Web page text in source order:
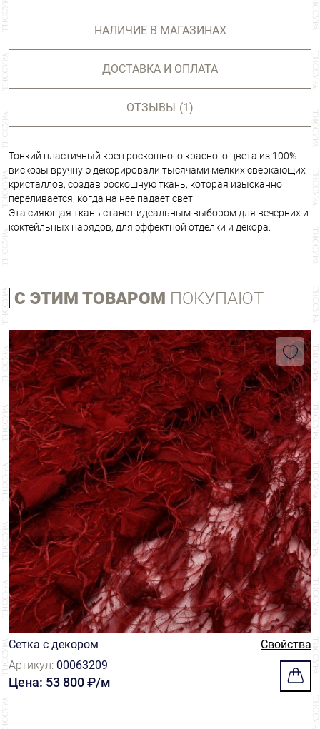
НАЛИЧИЕ В МАГАЗИНАХ
ДОСТАВКА И ОПЛАТА
ОТЗЫВЫ (1)
Тонкий пластичный креп роскошного красного цвета из 100%
вискозы вручную декорировали тысячами мелких сверкающих
кристаллов, создав роскошную ткань, которая изысканно
переливается, когда на нее падает свет.
Эта сияющая ткань станет идеальным выбором для вечерних и
коктейльных нарядов, для эффектной отделки и декора.
С ЭТИМ ТОВАРОМ ПОКУПАЮТ
Сетка с декором
Свойства
Артикул: 00063209
Цена: 53 800 ₽/м